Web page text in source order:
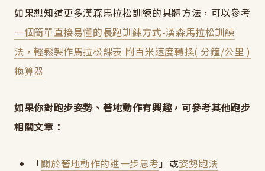
如果想知道更多漢森馬拉松訓練的具體方法，可以參考
一個簡單直接易懂的長跑訓練方式-漢森馬拉松訓練
法，輕鬆製作馬拉松課表 附百米速度轉換( 分鐘/公里 )
換算器
如果你對跑步姿勢、著地動作有興趣，可參考其他跑步
相關文章：
「關於著地動作的進一步思考 」或姿勢跑法